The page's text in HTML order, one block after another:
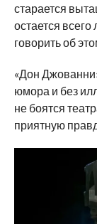
старается
остается всего
говорить об
«Дон
юмора и без
не боятся
приятную